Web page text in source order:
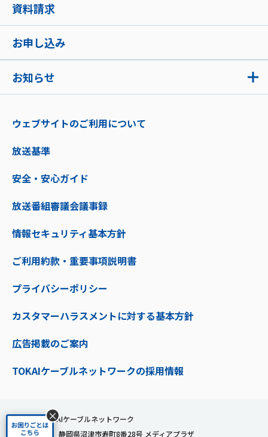
お知らせ
資料請求
お申し込み
ウェブサイトのご利用について
放送基準
安全・安心ガイド
放送番組審議会議事録
情報セキュリティ基本方針
ご利用約款・重要事項説明書
プライバシーポリシー
カスタマーハラスメントに対する基本方針
広告掲載のご案内
TOKAIケーブルネットワークの採用情報
株式会社TOKAIケーブルネットワーク
〒410-0053 静岡県沼津市寿町8番28号 メディアプラザ
×